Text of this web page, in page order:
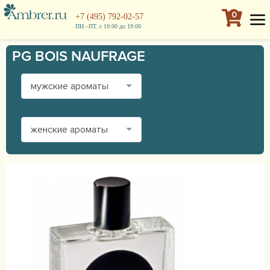
+7 (495) 792-02-57
ПН.–ПТ. с 10:00 до 19:00
0
PG BOIS NAUFRAGE
мужские ароматы
женские ароматы